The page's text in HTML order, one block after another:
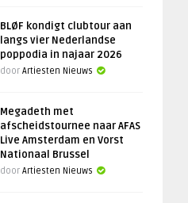
BLØF kondigt clubtour aan
langs vier Nederlandse
poppodia in najaar 2026
door Artiesten Nieuws
Megadeth met
afscheidstournee naar AFAS
Live Amsterdam en Vorst
Nationaal Brussel
door Artiesten Nieuws